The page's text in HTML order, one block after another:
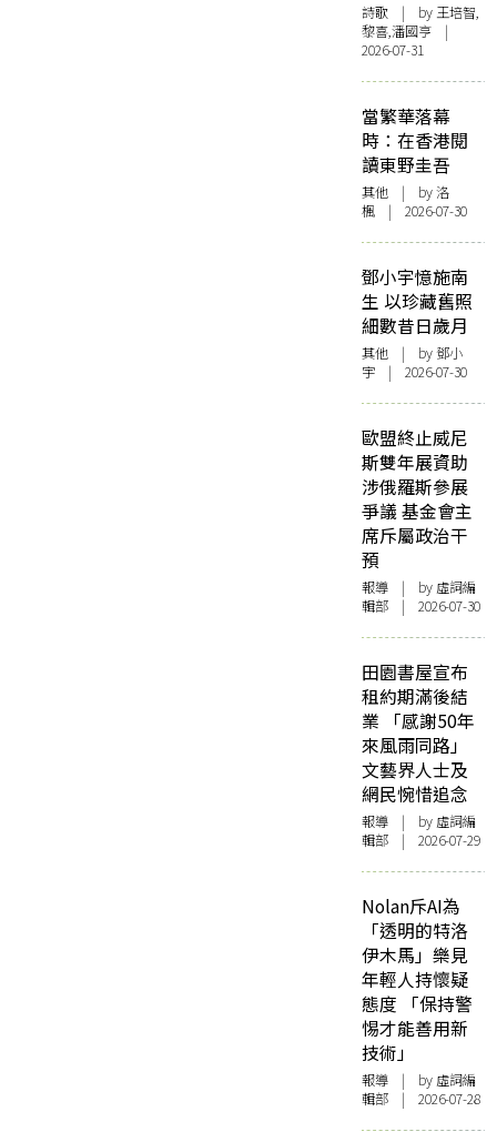
詩歌 | by 王培智,
黎喜,潘國亨 |
2026-07-31
當繁華落幕
時：在香港閱
讀東野圭吾
其他 | by洛
楓 | 2026-07-30
鄧小宇憶施南
生 以珍藏舊照
細數昔日歲月
其他 | by 鄧小
宇 | 2026-07-30
歐盟終止威尼
斯雙年展資助
涉俄羅斯參展
爭議 基金會主
席斥屬政治干
預
報導 | by 虛詞編
輯部 | 2026-07-30
田園書屋宣布
租約期滿後結
業 「感謝50年
來風雨同路」
文藝界人士及
網民惋惜追念
報導 | by 虛詞編
輯部 | 2026-07-29
Nolan斥AI為
「透明的特洛
伊木馬」樂見
年輕人持懷疑
態度 「保持警
惕才能善用新
技術」
報導 | by 虛詞編
輯部 | 2026-07-28